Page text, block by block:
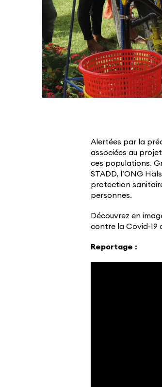
Alertées par la
associées au
ces populations.
STADD, l’ONG
protection
personnes.
Découvrez en
contre la Covid-19
Reportage :